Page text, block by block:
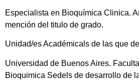
Especialista en Bioquímica Clinica.
mención del titulo de grado.
Unidad/es Académicals de las que
Universidad de Buenos Aires.
Bioquimica Sedels de desarrollo de